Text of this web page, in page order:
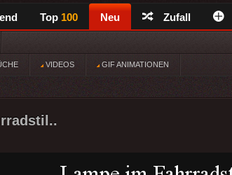
Top 100 Neu Zufall
VIDEOS GIF ANIMATIONEN